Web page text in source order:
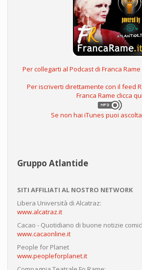
Per collegarti al Podcast di Franca
Per iscriverti direttamente con il feed
Franca Rame clicca qui
Se non hai iTunes puoi
Gruppo Atlantide
SITI AFFILIATI AL NOSTRO NETWORK
Libera Università di Alcatraz:
www.alcatraz.it
Cacao - Quotidiano di buone notizie
www.cacaonline.it
People for Planet
www.peopleforplanet.it